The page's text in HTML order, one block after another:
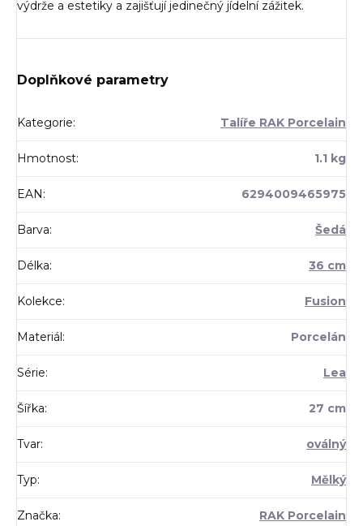
výdrže a estetiky a zajišťují jedinečný jídelní zážitek.
Doplňkové parametry
Kategorie: Talíře RAK Porcelain
Hmotnost: 1.1 kg
EAN: 6294009465975
Barva: Šedá
Délka: 36 cm
Kolekce: Fusion
Materiál: Porcelán
Série: Lea
Šířka: 27 cm
Tvar: oválný
Typ: Mělký
Značka: RAK Porcelain